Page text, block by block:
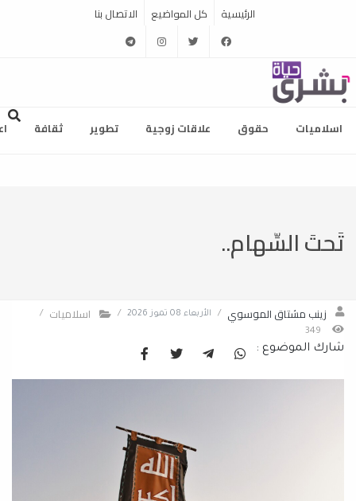
الرئيسية كل المواضيع الاتصال بنا
facebook
twitter
instagram
telegram
اسلاميات حقوق علاقات زوجية تطوير ثقافة
تَحتَ السِّهام..
زينب مشتاق الموسوي / الأربعاء 08 تموز 2026 / اسلاميات
/
شارك الموضوع :